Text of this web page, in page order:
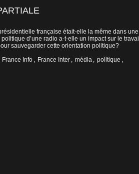
française était-elle la même dans une
d’une radio a-t-elle un impact sur le travail
sauvegarder cette orientation politique?
France Info , France Inter , média , politique ,